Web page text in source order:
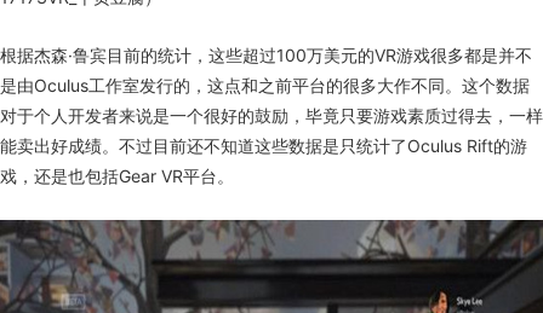
根据杰森·鲁宾目前的统计，这些超过100万美元的VR游戏很多都是并不
是由Oculus工作室发行的，这点和之前平台的很多大作不同。这个数据
对于个人开发者来说是一个很好的鼓励，毕竟只要游戏素质过得去，一样
能卖出好成绩。不过目前还不知道这些数据是只统计了Oculus Rift的游
戏，还是也包括Gear VR平台。